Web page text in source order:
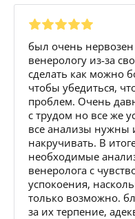
был очень
венерологу из-за
сделать как можно
чтобы убедиться,
проблем. Очень
с трудом но все же
все анализы нужны
накручивать. В
необходимые
венеролога с
успокоения,
только возможно.
за их терпение,